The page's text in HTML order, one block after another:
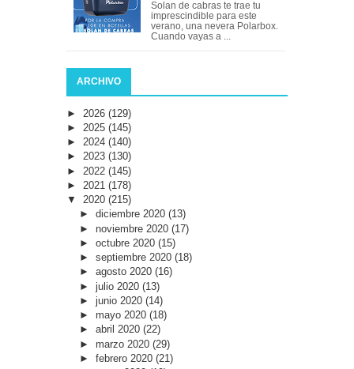
Solan de cabras te trae tu
imprescindible para este
verano, una nevera Polarbox.
Cuando vayas a ...
ARCHIVO
► 2026 (129)
► 2025 (145)
► 2024 (140)
► 2023 (130)
► 2022 (145)
► 2021 (178)
▼ 2020 (215)
► diciembre 2020 (13)
► noviembre 2020 (17)
► octubre 2020 (15)
► septiembre 2020 (18)
► agosto 2020 (16)
► julio 2020 (13)
► junio 2020 (14)
► mayo 2020 (18)
► abril 2020 (22)
► marzo 2020 (29)
► febrero 2020 (21)